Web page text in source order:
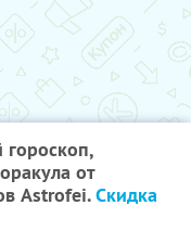
гороскоп,
от
Astrofei.Скидка